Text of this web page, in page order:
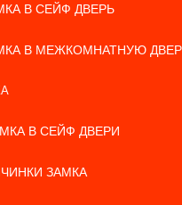
В СЕЙФ ДВЕРЬ
В МЕЖКОМНАТНУЮ
В СЕЙФ ДВЕРИ
ЗАМКА